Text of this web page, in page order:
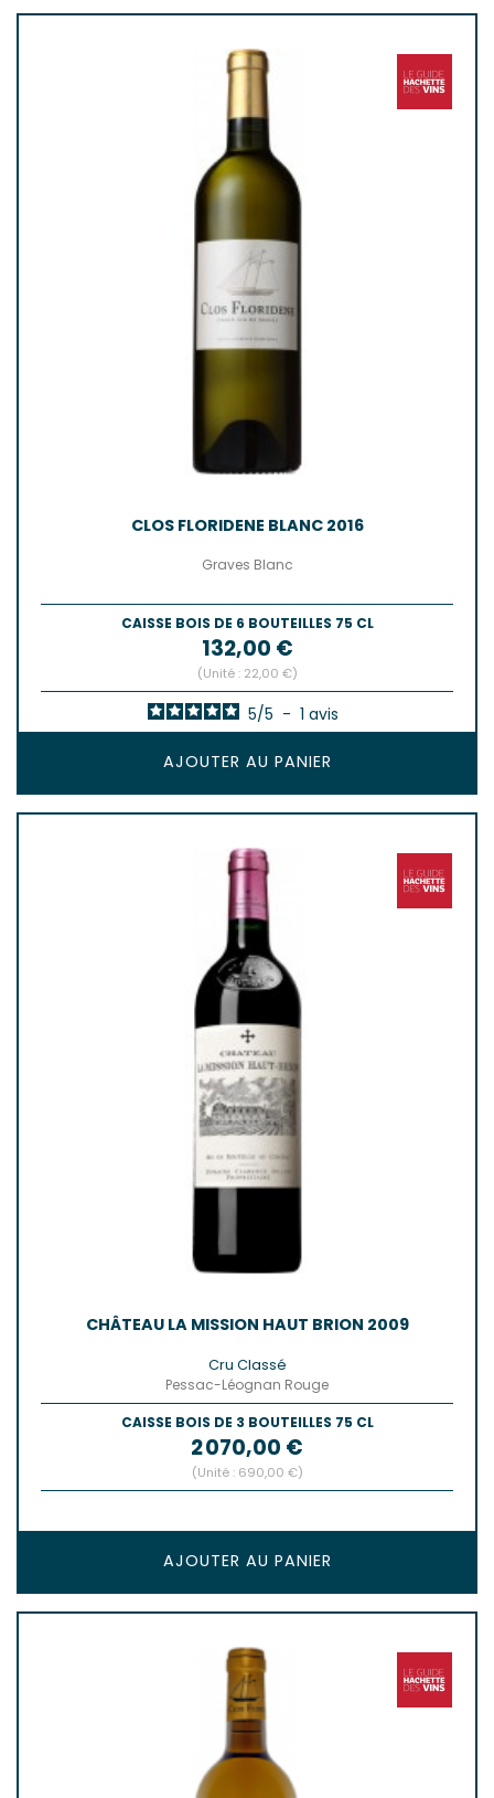
CLOS FLORIDENE BLANC 2016
Graves Blanc
CAISSE BOIS DE 6 BOUTEILLES 75 CL
Prix
132,00 €
(Unité : 22,00 €)
5/5 - 1 avis
AJOUTER AU PANIER
CHÂTEAU LA MISSION HAUT BRION 2009
Cru Classé
Pessac-Léognan Rouge
CAISSE BOIS DE 3 BOUTEILLES 75 CL
Prix
2 070,00 €
(Unité : 690,00 €)
AJOUTER AU PANIER